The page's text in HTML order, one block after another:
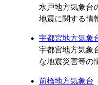
水戸地方気象台
地震に関する情
宇都宮地方気象
宇都宮地方気象
な地震災害等の
前橋地方気象台